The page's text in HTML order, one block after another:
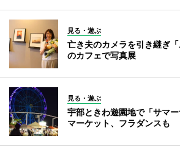
見る・遊ぶ
亡き夫のカメラを引き継ぎ
のカフェで写真展
見る・遊ぶ
宇部ときわ遊園地で「サマ
マーケット、フラダンスも